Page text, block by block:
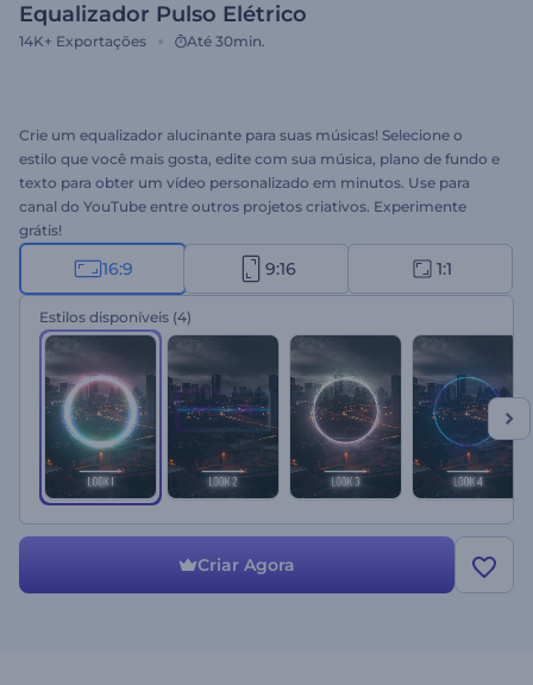
Equalizador Pulso Elétrico
14K+ Exportações Até 30min.
Crie um equalizador alucinante para suas músicas! Selecione o
estilo que você mais gosta, edite com sua música, plano de fundo e
texto para obter um vídeo personalizado em minutos. Use para
canal do YouTube entre outros projetos criativos. Experimente
grátis!
16:9 9:16 1:1
Estilos disponíveis (4)
Criar Agora